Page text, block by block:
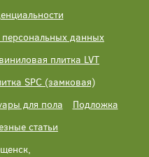
данных
плитка LVT
SPC (замковая)
для пола
Подложка
статьи